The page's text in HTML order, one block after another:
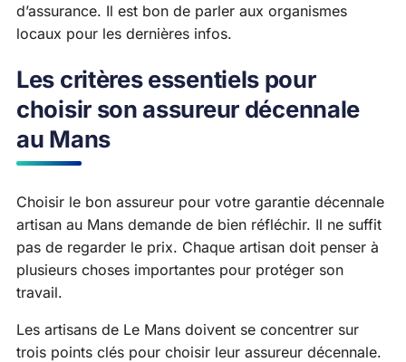
d’assurance. Il est bon de parler aux organismes
locaux pour les dernières infos.
Les critères essentiels pour
choisir son assureur décennale
au Mans
Choisir le bon assureur pour votre garantie décennale
artisan au Mans demande de bien réfléchir. Il ne suffit
pas de regarder le prix. Chaque artisan doit penser à
plusieurs choses importantes pour protéger son
travail.
Les artisans de Le Mans doivent se concentrer sur
trois points clés pour choisir leur assureur décennale.